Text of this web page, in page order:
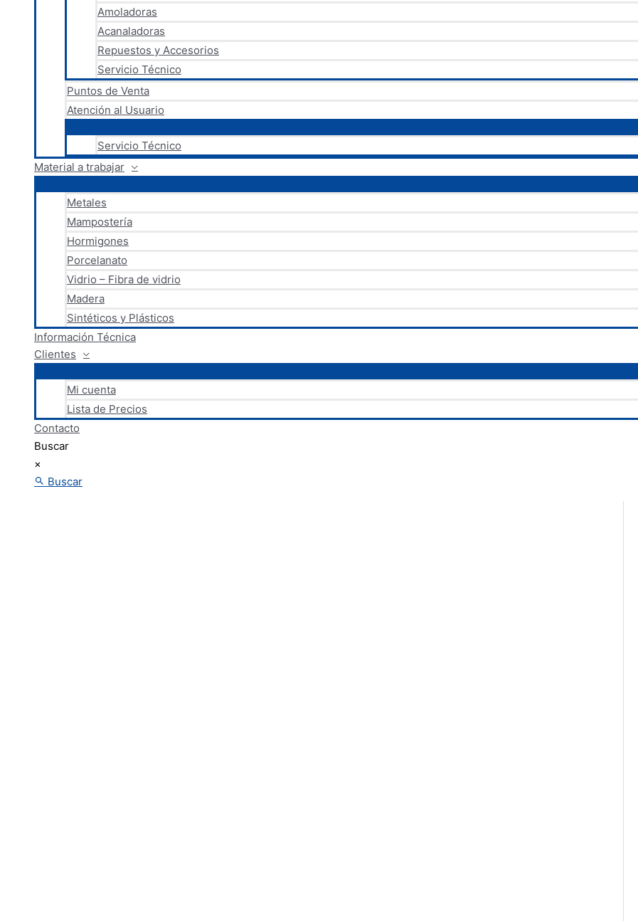
Amoladoras
Acanaladoras
Repuestos y Accesorios
Servicio Técnico
Puntos de Venta
Atención al Usuario
Servicio Técnico
Material a trabajar
Metales
Mampostería
Hormigones
Porcelanato
Vidrio – Fibra de vidrio
Madera
Sintéticos y Plásticos
Información Técnica
Clientes
Mi cuenta
Lista de Precios
Contacto
Buscar
×
Buscar